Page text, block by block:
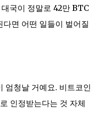
국이 정말로 42만 BTC
면 어떤 일들이 벌어질
엄청날 거예요. 비트코인
인정받는다는 것 자체